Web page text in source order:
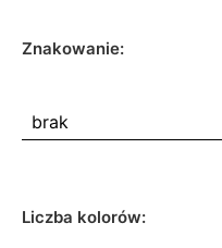
Znakowanie:
Liczba kolorów: